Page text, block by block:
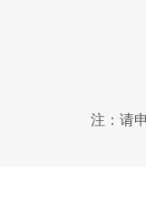
注：请